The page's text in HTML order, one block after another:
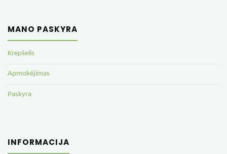
MANO PASKYRA
Krepšelis
Apmokėjimas
Paskyra
INFORMACIJA